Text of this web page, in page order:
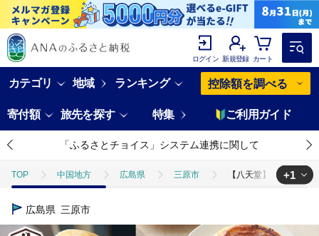
ログイン 新規登録 カート
カテゴリ 地域 ランキング 控除額を調べる
寄付額 旅先を探す 特集 ご利用ガイド
「ふるさとチョイス」システム連携に関して
TOP 中国地方 広島県 三原市 【八天堂】《6か月定
TOP
+1
広島県 三原市